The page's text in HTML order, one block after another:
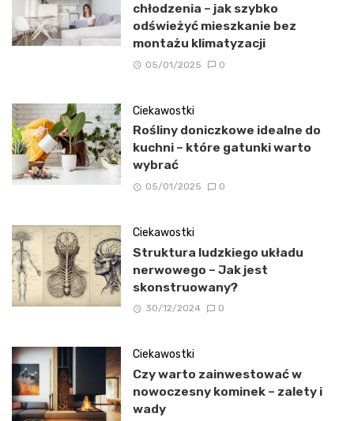
chłodzenia – jak szybko
odświeżyć mieszkanie bez
montażu klimatyzacji
05/01/2025 0
Ciekawostki
Rośliny doniczkowe idealne do
kuchni – które gatunki warto
wybrać
05/01/2025 0
Ciekawostki
Struktura ludzkiego układu
nerwowego – Jak jest
skonstruowany?
30/12/2024 0
Ciekawostki
Czy warto zainwestować w
nowoczesny kominek – zalety i
wady